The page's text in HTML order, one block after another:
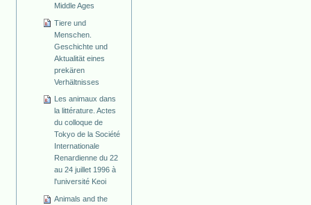
Middle Ages
Tiere und
Menschen.
Geschichte und
Aktualität eines
prekären
Verhältnisses
Les animaux dans
la littérature. Actes
du colloque de
Tokyo de la Société
Internationale
Renardienne du 22
au 24 juillet 1996 à
l'université Keoi
Animals and the